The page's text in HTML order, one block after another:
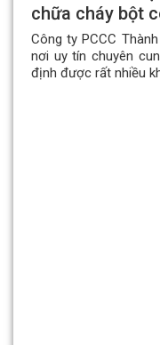
chữa cháy bột
Công ty PCCC
nơi uy tín chuyên
định được rất nhiều